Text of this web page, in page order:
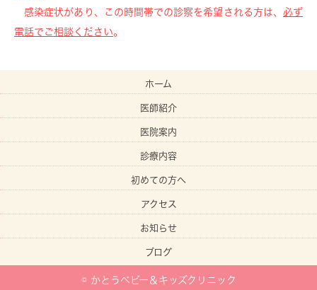
感染症状があり、この時間帯での診察を希望される方は、 必ず
電話でご相談ください。
ホーム
医師紹介
医院案内
診療内容
初めての方へ
アクセス
お知らせ
ブログ
© かとうベビー＆キッズクリニック